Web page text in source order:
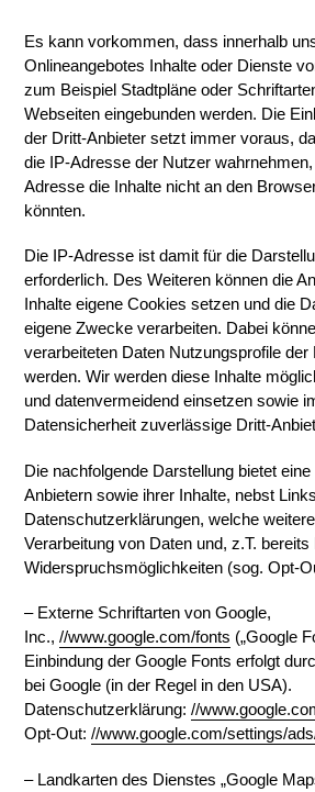
Es kann vorkommen, dass innerhalb
Onlineangebotes Inhalte oder Dienste
zum Beispiel Stadtpläne oder
Webseiten eingebunden werden. Die
der Dritt-Anbieter setzt immer voraus,
die IP-Adresse der Nutzer
Adresse die Inhalte nicht an den
könnten.
Die IP-Adresse ist damit für die
erforderlich. Des Weiteren können die
Inhalte eigene Cookies setzen und die
eigene Zwecke verarbeiten. Dabei
verarbeiteten Daten Nutzungsprofile der
werden. Wir werden diese Inhalte
und datenvermeidend einsetzen sowie
Datensicherheit zuverlässige Dritt-
Die nachfolgende Darstellung bietet
Anbietern sowie ihrer Inhalte, nebst
Datenschutzerklärungen, welche
Verarbeitung von Daten und, z.T. bereits
Widerspruchsmöglichkeiten (sog. Opt-
– Externe Schriftarten von Google,
Inc., //www.google.com/fonts („Google
Einbindung der Google Fonts erfolgt
bei Google (in der Regel in den USA).
Datenschutzerklärung: //
Opt-Out: //www.google.com/settings/
– Landkarten des Dienstes „Google